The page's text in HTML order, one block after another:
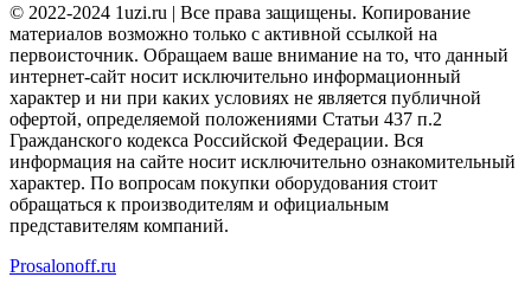
© 2022-2024 1uzi.ru | Все права защищены. Копирование
материалов возможно только с активной ссылкой на
первоисточник. Обращаем ваше внимание на то, что данный
интернет-сайт носит исключительно информационный
характер и ни при каких условиях не является публичной
офертой, определяемой положениями Статьи 437 п.2
Гражданского кодекса Российской Федерации. Вся
информация на сайте носит исключительно ознакомительный
характер. По вопросам покупки оборудования стоит
обращаться к производителям и официальным
представителям компаний.
Prosalonoff.ru